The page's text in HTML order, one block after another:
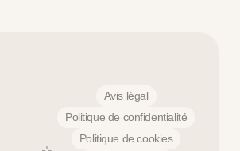
Avis légal
Politique de confidentialité
Politique de cookies